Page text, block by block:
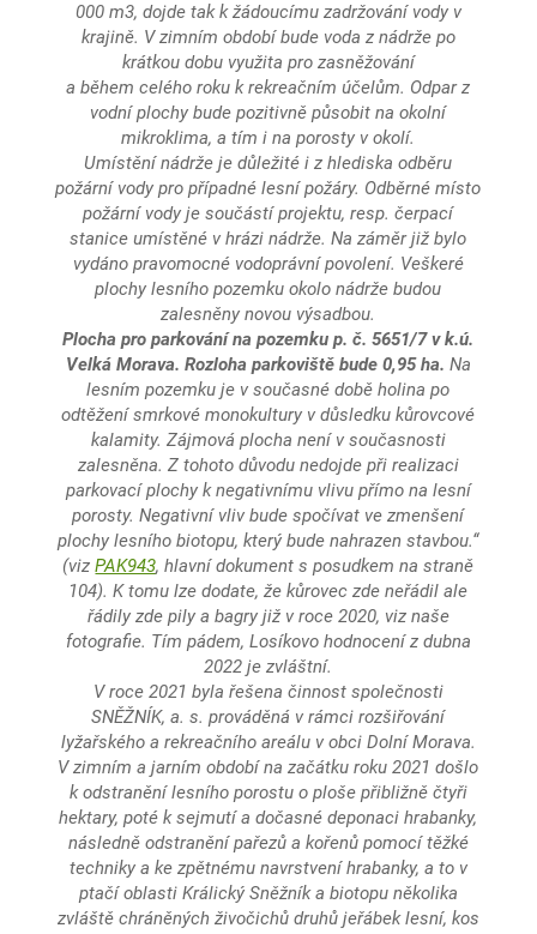
000 m3, dojde tak k žádoucímu zadržování vody v
krajině. V zimním období bude voda z nádrže po
krátkou dobu využita pro zasněžování
a během celého roku k rekreačním účelům. Odpar z
vodní plochy bude pozitivně působit na okolní
mikroklima, a tím i na porosty v okolí.
Umístění nádrže je důležité i z hlediska odběru
požární vody pro případné lesní požáry. Odběrné místo
požární vody je součástí projektu, resp. čerpací
stanice umístěné v hrázi nádrže. Na záměr již bylo
vydáno pravomocné vodoprávní povolení. Veškeré
plochy lesního pozemku okolo nádrže budou
zalesněny novou výsadbou.
Plocha pro parkování na pozemku p. č. 5651/7 v k.ú.
Velká Morava. Rozloha parkoviště bude 0,95 ha. Na
lesním pozemku je v současné době holina po
odtěžení smrkové monokultury v důsledku kůrovcové
kalamity. Zájmová plocha není v současnosti
zalesněna. Z tohoto důvodu nedojde při realizaci
parkovací plochy k negativnímu vlivu přímo na lesní
porosty. Negativní vliv bude spočívat ve zmenšení
plochy lesního biotopu, který bude nahrazen stavbou.“
(vizPAK943, hlavní dokument s posudkem na straně
104). K tomu lze dodate, že kůrovec zde neřádil ale
řádily zde pily a bagry již v roce 2020, viz naše
fotografie. Tím pádem, Losíkovo hodnocení z dubna
2022 je zvláštní.
V roce 2021 byla řešena činnost společnosti
SNĚŽNÍK, a. s. prováděná v rámci rozšiřování
lyžařského a rekreačního areálu v obci Dolní Morava.
V zimním a jarním období na začátku roku 2021 došlo
k odstranění lesního porostu o ploše přibližně čtyři
hektary, poté k sejmutí a dočasné deponaci hrabanky,
následně odstranění pařezů a kořenů pomocí těžké
techniky a ke zpětnému navrstvení hrabanky, a to v
ptačí oblasti Králický Sněžník a biotopu několika
zvláště chráněných živočichů druhů jeřábek lesní, kos